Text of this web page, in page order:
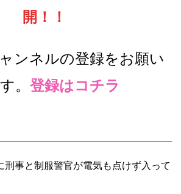
開！！
ンネルの登録をお願い
。 登録はコチラ
刑事と制服警官が電気も点けず入って